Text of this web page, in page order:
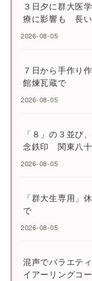
３日夕に群大医
療に影響も 長
2026-08-05
７日から手作
館煉瓦蔵で
2026-08-05
「８」の３並
念鉄印 関東八十
2026-08-05
「群大生専用」
で
2026-08-05
混声でバラエテ
イアーリングコ